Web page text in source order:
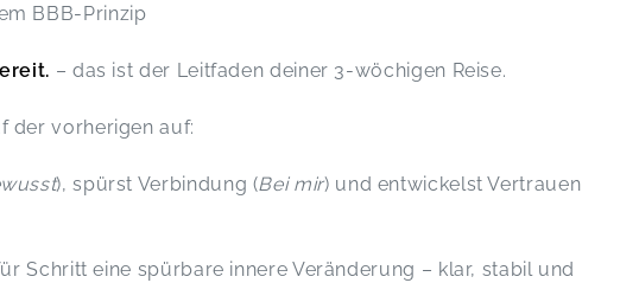
BBB-Prinzip
– das ist der Leitfaden deiner 3-wöchigen Reise.
der vorherigen auf:
), spürst Verbindung (Bei mir) und entwickelst Vertrauen
Schritt eine spürbare innere Veränderung – klar, stabil und